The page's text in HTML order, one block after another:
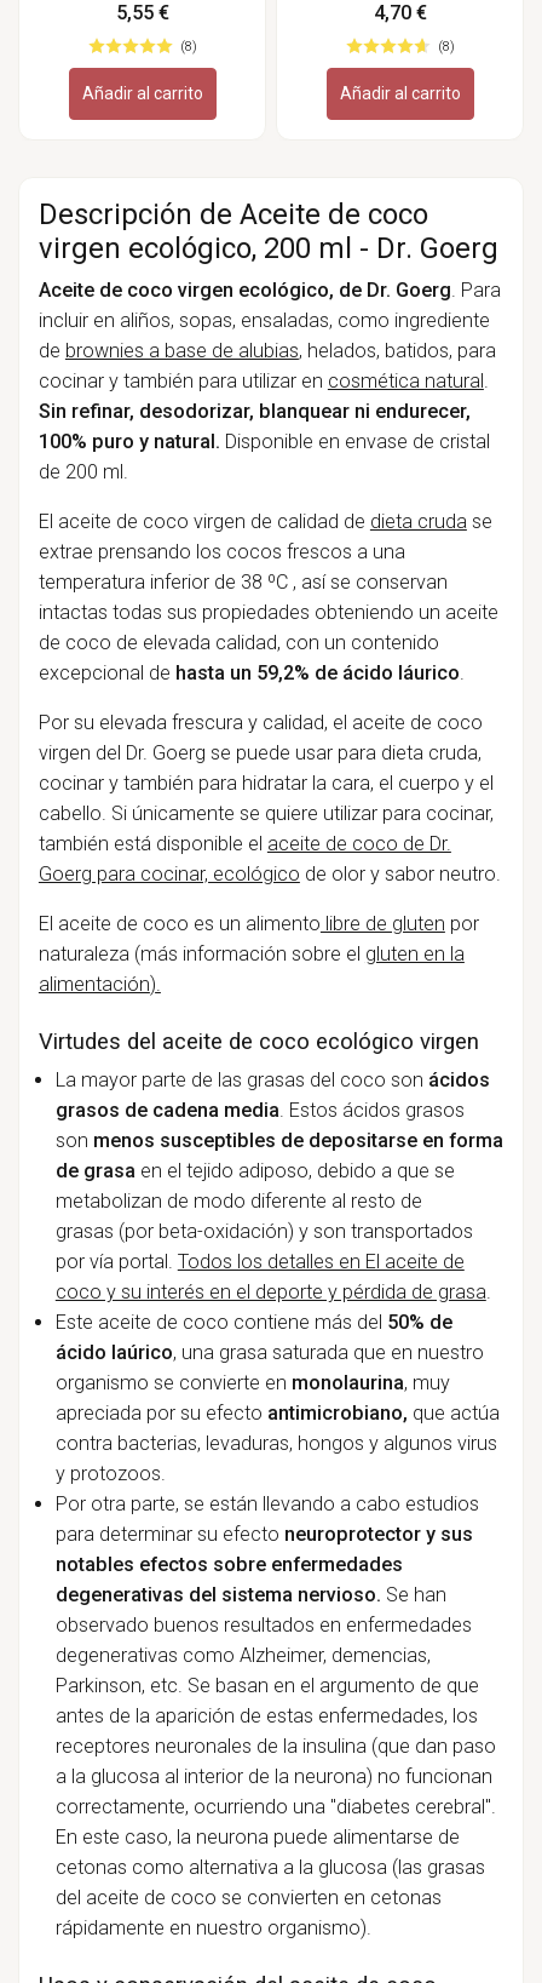
5,55 €
(8)
Añadir al carrito
4,70 €
(8)
Añadir al carrito
Descripción de Aceite de coco
virgen ecológico, 200 ml - Dr. Goerg
Aceite de coco virgen ecológico, de Dr. Goerg. Para
incluir en aliños, sopas, ensaladas, como ingrediente
de brownies a base de alubias, helados, batidos, para
cocinar y también para utilizar en cosmética natural.
Sin refinar, desodorizar, blanquear ni endurecer,
100% puro y natural. Disponible en envase de cristal
de 200 ml.
El aceite de coco virgen de calidad de dieta crudase
extrae prensando los cocos frescos a una
temperatura inferior de 38 ºC , así se conservan
intactas todas sus propiedades obteniendo un aceite
de coco de elevada calidad, con un contenido
excepcional de hasta un 59,2% de ácido láurico.
Por su elevada frescura y calidad, el aceite de coco
virgen del Dr. Goerg se puede usar para dieta cruda,
cocinar y también para hidratar la cara, el cuerpo y el
cabello. Si únicamente se quiere utilizar para cocinar,
también está disponible el aceite de coco de Dr.
Goerg para cocinar, ecológico de olor y sabor neutro.
El aceite de coco es un alimento libre de gluten por
naturaleza (más información sobre el gluten en la
alimentación).
Virtudes del aceite de coco ecológico virgen
La mayor parte de las grasas del coco son ácidos
grasos de cadena media. Estos ácidos grasos
son menos susceptibles de depositarse en forma
de grasa en el tejido adiposo, debido a que se
metabolizan de modo diferente al resto de
grasas (por beta-oxidación) y son transportados
por vía portal. Todos los detalles en El aceite de
coco y su interés en el deporte y pérdida de grasa.
Este aceite de coco contiene más del 50% de
ácido laúrico, una grasa saturada que en nuestro
organismo se convierte en monolaurina, muy
apreciada por su efecto antimicrobiano, que actúa
contra bacterias, levaduras, hongos y algunos virus
y protozoos.
Por otra parte, se están llevando a cabo estudios
para determinar su efecto neuroprotector y sus
notables efectos sobre enfermedades
degenerativas del sistema nervioso. Se han
observado buenos resultados en enfermedades
degenerativas como Alzheimer, demencias,
Parkinson, etc. Se basan en el argumento de que
antes de la aparición de estas enfermedades, los
receptores neuronales de la insulina (que dan paso
a la glucosa al interior de la neurona) no funcionan
correctamente, ocurriendo una "diabetes cerebral".
En este caso, la neurona puede alimentarse de
cetonas como alternativa a la glucosa (las grasas
del aceite de coco se convierten en cetonas
rápidamente en nuestro organismo).